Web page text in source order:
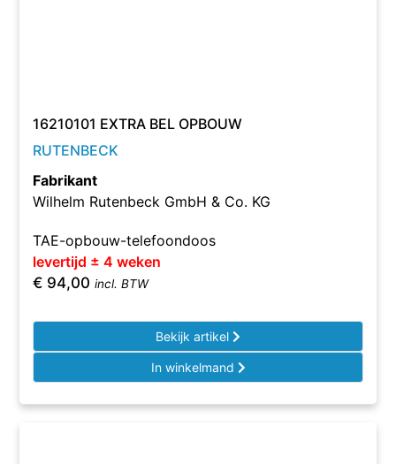
16210101 EXTRA BEL OPBOUW
RUTENBECK
Fabrikant
Wilhelm Rutenbeck GmbH & Co. KG
TAE-opbouw-telefoondoos
levertijd ± 4 weken
€ 94,00 incl. BTW
Bekijk artikel
In winkelmand